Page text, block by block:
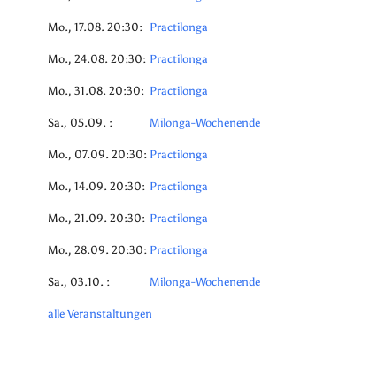
Mo., 17.08. 20:30: Practilonga
Mo., 24.08. 20:30: Practilonga
Mo., 31.08. 20:30: Practilonga
Sa., 05.09. : Milonga-Wochenende
Mo., 07.09. 20:30: Practilonga
Mo., 14.09. 20:30: Practilonga
Mo., 21.09. 20:30: Practilonga
Mo., 28.09. 20:30: Practilonga
Sa., 03.10. : Milonga-Wochenende
alle Veranstaltungen